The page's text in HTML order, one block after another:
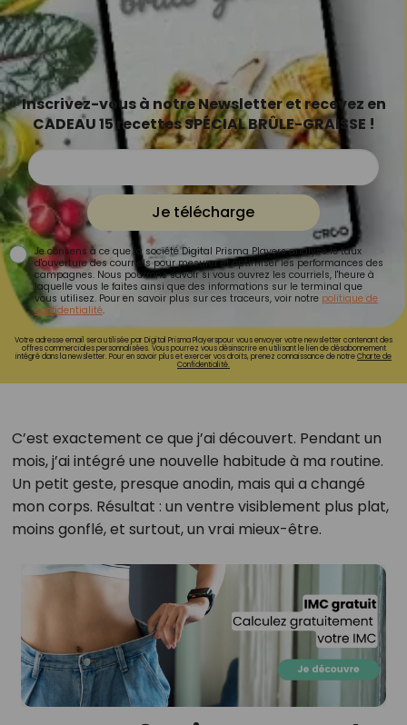
Inscrivez-vous à notre Newsletter et recevez en
CADEAU 15 recettes SPÉCIAL BRÛLE-GRAISSE !
Je télécharge
Je consens à ce que la société Digital Prisma Players analyse le taux
d'ouverture des courriels pour mesurer et optimiser les performances des
campagnes. Nous pourrons savoir si vous ouvrez les courriels, l'heure à
laquelle vous le faites ainsi que des informations sur le terminal que
vous utilisez. Pour en savoir plus sur ces traceurs, voir notre politique de
confidentialité.
Votre adresse email sera utilisée par Digital Prisma Playerspour vous envoyer votre newsletter contenant des
offres commerciales personnalisées. Vous pourrez vous désinscrire en utilisant le lien de désabonnement
intégré dans la newsletter. Pour en savoir plus et exercer vos droits, prenez connaissance de notreCharte de
Confidentialité.
C’est exactement ce que j’ai découvert. Pendant un
mois, j’ai intégré une nouvelle habitude à ma routine.
Un petit geste, presque anodin, mais qui a changé
mon corps. Résultat : un ventre visiblement plus plat,
moins gonflé, et surtout, un vrai mieux-être.